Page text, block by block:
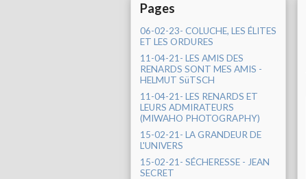
Pages
06-02-23- COLUCHE, LES ÉLITES
ET LES ORDURES
11-04-21- LES AMIS DES
RENARDS SONT MES AMIS -
HELMUT SüTSCH
11-04-21- LES RENARDS ET
LEURS ADMIRATEURS
(MIWAHO PHOTOGRAPHY)
15-02-21- LA GRANDEUR DE
L'UNIVERS
15-02-21- SÉCHERESSE - JEAN
SECRET